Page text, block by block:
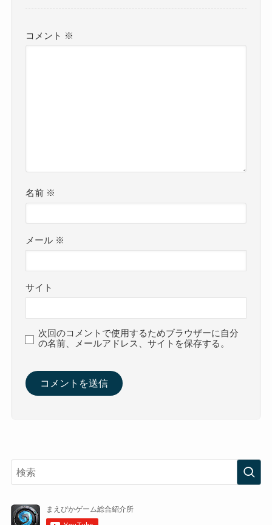
コメント ※
名前 ※
メール ※
サイト
次回のコメントで使用するためブラウザーに自分
の名前、メールアドレス、サイトを保存する。